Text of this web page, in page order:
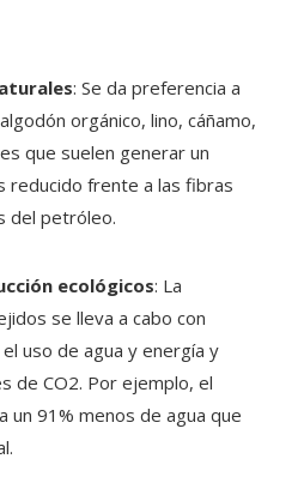
: Se da preferencia a
orgánico, lino, cáñamo,
que suelen generar un
reducido frente a las fibras
del petróleo.
ecológicos: La
se lleva a cabo con
uso de agua y energía y
de CO2. Por ejemplo, el
un 91% menos de agua que